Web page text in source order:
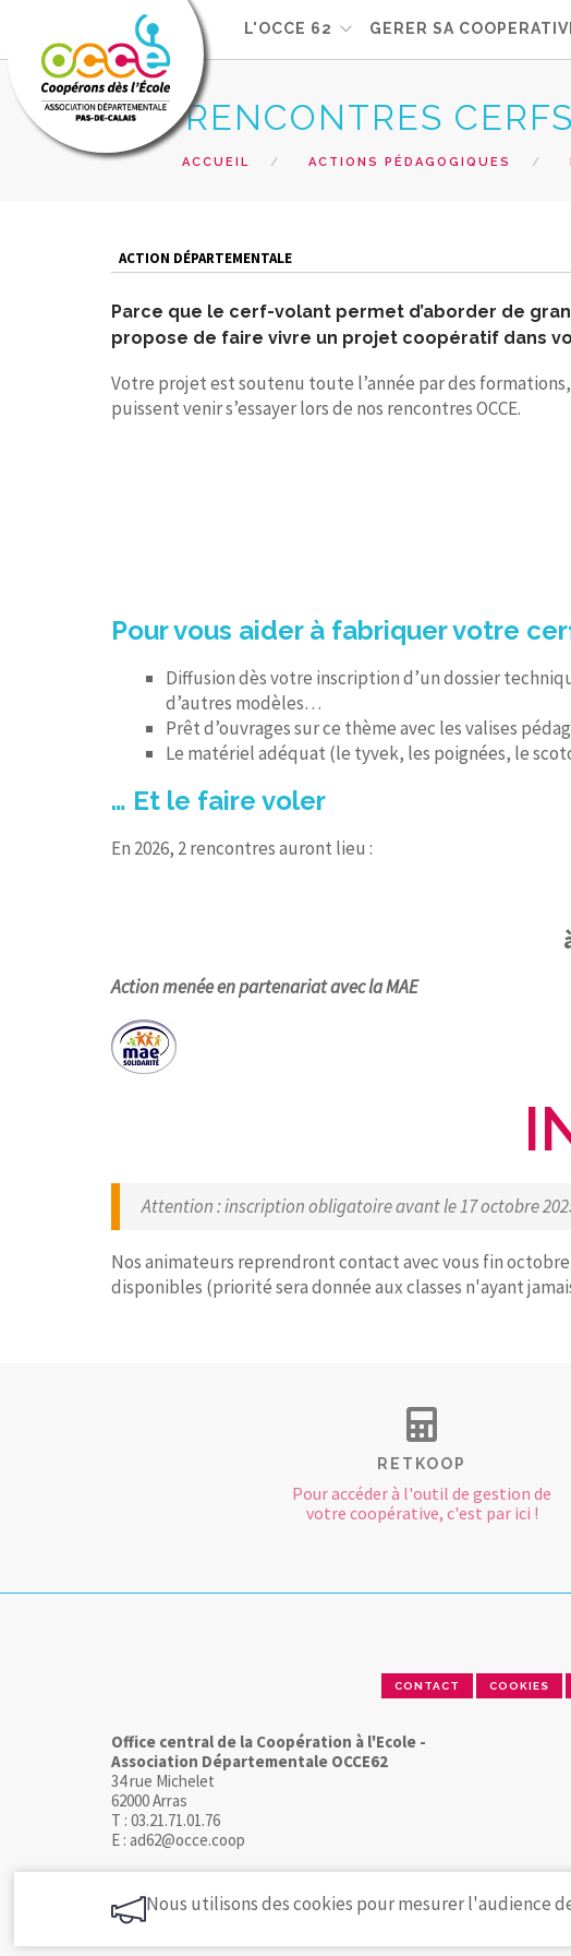
L'OCCE 62 GERER SA
RENCONTRES
ACCUEIL ACTIONS PÉDAGOGIQUES
ACTION DÉPARTEMENTALE
Parce que le cerf-volant permet d’aborder de
propose de faire vivre un projet coopératif dans
Votre projet est soutenu toute l’année par des
puissent venir s’essayer lors de nos rencontres OCCE.
Pour vous aider à fabriquer votre
Diffusion dès votre inscription d’un dossier
d’autres modèles…
Prêt d’ouvrages sur ce thème avec les valises
Le matériel adéquat (le tyvek, les poignées, le
… Et le faire voler
En 2026, 2 rencontres auront lieu :
Action menée en partenariat avec la MAE
Attention : inscription obligatoire avant le 17 octobre
Nos animateurs reprendront contact avec vous fin
disponibles (priorité sera donnée aux classes n'ayant
RETKOOP
Pour accéder à l'outil de gestion de
votre coopérative, c'est par ici !
CONTACT COOKIES
Office central de la Coopération à l'Ecole -
Association Départementale OCCE62
34 rue Michelet
62000 Arras
T : 03.21.71.01.76
E : ad62@occe.coop
Nous utilisons des cookies pour mesurer l'audience